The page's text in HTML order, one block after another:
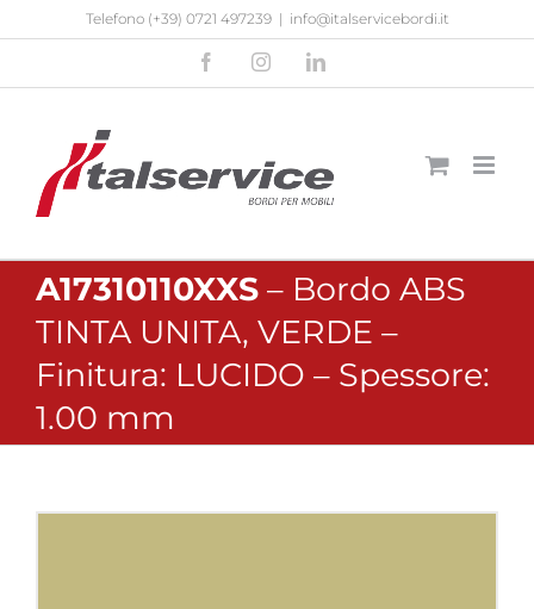
contenuto
Telefono (+39) 0721 497239 | info@italservicebordi.it
FacebookInstagramLinkedIn
A17310110XXS – Bordo ABS
TINTA UNITA, VERDE –
Finitura: LUCIDO – Spessore:
1.00 mm